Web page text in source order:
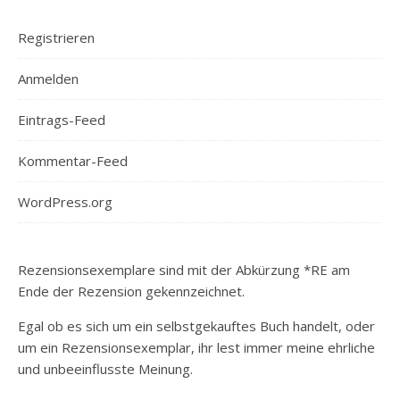
Registrieren
Anmelden
Eintrags-Feed
Kommentar-Feed
WordPress.org
Rezensionsexemplare sind mit der Abkürzung *RE am
Ende der Rezension gekennzeichnet.
Egal ob es sich um ein selbstgekauftes Buch handelt, oder
um ein Rezensionsexemplar, ihr lest immer meine ehrliche
und unbeeinflusste Meinung.